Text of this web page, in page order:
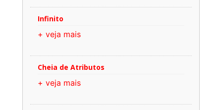
Infinito
+ veja mais
Cheia de Atributos
+ veja mais